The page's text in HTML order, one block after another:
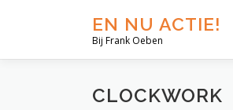
EN NU ACTIE!
Bij Frank Oeben
CLOCKWORK